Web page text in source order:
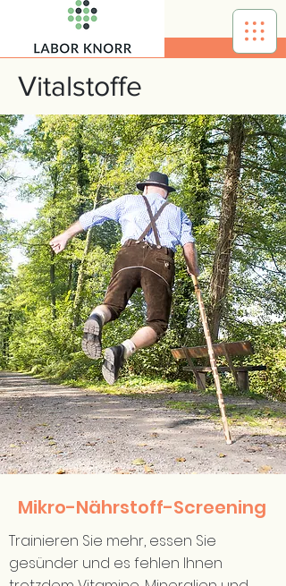
Vitalstoffe
Mikro-Nährstoff-Screening
Trainieren Sie mehr, essen Sie
gesünder und es fehlen Ihnen